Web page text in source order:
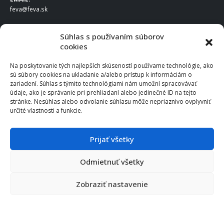
Súhlas s používaním súborov
cookies
Na poskytovanie tých najlepších skúseností používame technológie, ako
sú súbory cookies na ukladanie a/alebo prístup k informáciám o
zariadení. Súhlas s týmito technológiami nám umožní spracovávať
údaje, ako je správanie pri prehliadaní alebo jedinečné ID na tejto
stránke. Nesúhlas alebo odvolanie súhlasu môže nepriaznivo ovplyvniť
určité vlastnosti a funkcie.
Prijať všetky
Odmietnuť všetky
Zobraziť nastavenie
feva@feva.sk
FEVA Slovakia SK s.r.o.
831 04 Bratislava
IČO: 50922688
DIČ: 2120539388
IČ DPH: SK2120539388
Po – Pia: 8:00 – 16:30